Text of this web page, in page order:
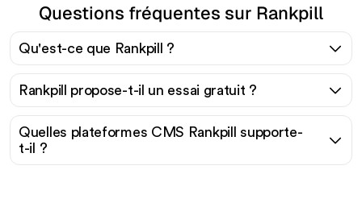
Questions fréquentes sur Rankpill
Qu'est-ce que Rankpill ?
Rankpill propose-t-il un essai gratuit ?
Quelles plateformes CMS Rankpill supporte-
t-il ?